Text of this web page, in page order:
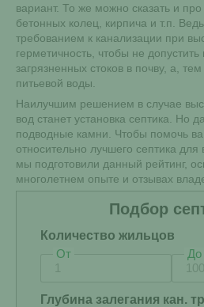
вариант. То же можно сказать и
бетонных колец, кирпича и т.п.
требованием к канализации при
герметичность, чтобы не
загрязненных стоков в почву, а,
питьевой воды.
Наилучшим решением в случае
вод станет установка септика. Но
подводные камни. Чтобы помочь
относительно лучшего септика для
мы подготовили данный рейтинг,
многолетнем опыте и отзывах
Подбор
Количество жильцов
От
До
Глубина залегания кан.